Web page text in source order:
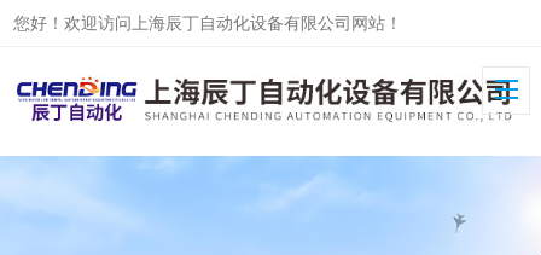
您好！欢迎访问上海辰丁自动化设备有限公司网站！